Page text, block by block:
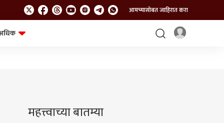
आमच्यासोबत जाहिरात करा
महत्त्वाच्या बातम्या